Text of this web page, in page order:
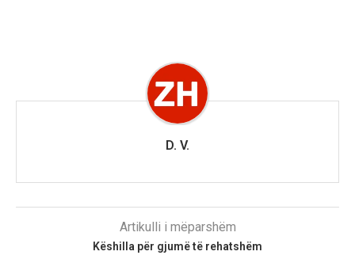
D. V.
Artikulli i mëparshëm
Këshilla për gjumë të rehatshëm